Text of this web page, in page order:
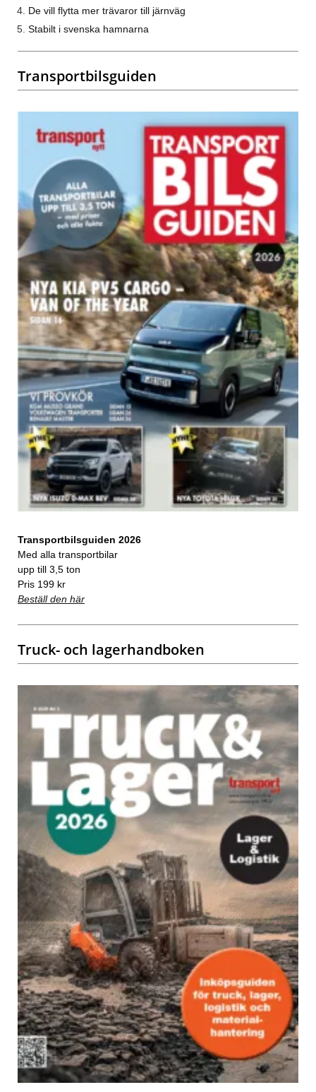
De vill flytta mer trävaror till järnväg
Stabilt i svenska hamnarna
Transportbilsguiden
Transportbilsguiden 2026
Med alla transportbilar
upp till 3,5 ton
Pris 199 kr
Beställ den här
Truck- och lagerhandboken